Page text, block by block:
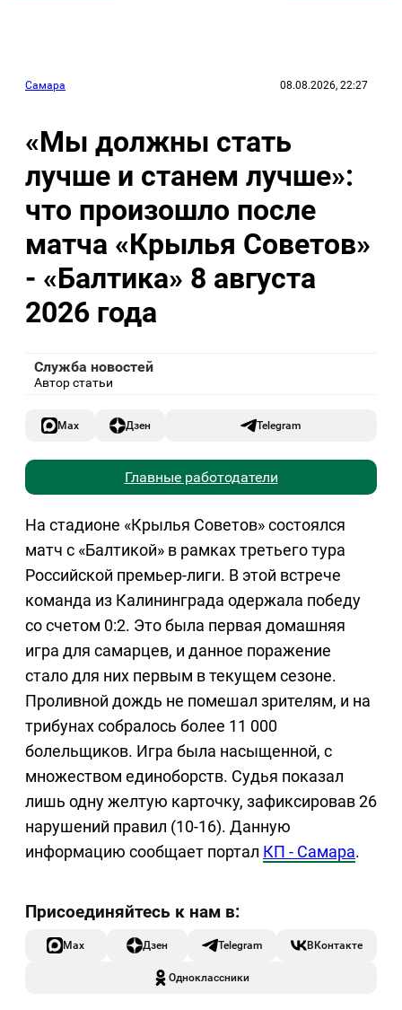
Самара 08.08.2026, 22:27
«Мы должны стать
лучше и станем лучше»:
что произошло после
матча «Крылья Советов»
- «Балтика» 8 августа
2026 года
Служба новостей
Автор статьи
Max Дзен Telegram
Главные работодатели
На стадионе «Крылья Советов» состоялся
матч с «Балтикой» в рамках третьего тура
Российской премьер-лиги. В этой встрече
команда из Калининграда одержала победу
со счетом 0:2. Это была первая домашняя
игра для самарцев, и данное поражение
стало для них первым в текущем сезоне.
Проливной дождь не помешал зрителям, и на
трибунах собралось более 11 000
болельщиков. Игра была насыщенной, с
множеством единоборств. Судья показал
лишь одну желтую карточку, зафиксировав 26
нарушений правил (10-16). Данную
информацию сообщает портал КП - Самара.
Max Дзен Telegram ВКонтакте
Одноклассники